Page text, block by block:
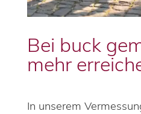
Bei buck
mehr
In unserem